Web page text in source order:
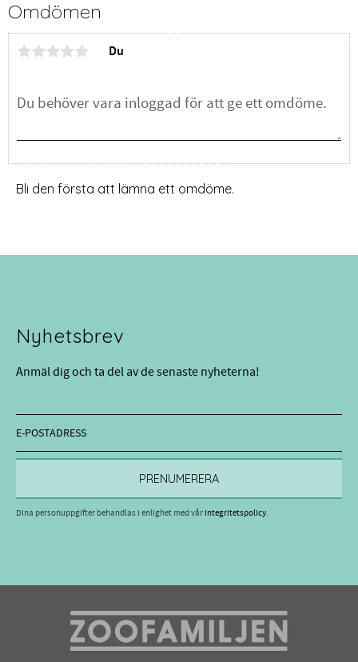
Omdömen
Du
Bli den första att lämna ett omdöme.
Nyhetsbrev
Anmäl dig och ta del av de senaste nyheterna!
PRENUMERERA
Dina personuppgifter behandlas i enlighet med vårintegritetspolicy.